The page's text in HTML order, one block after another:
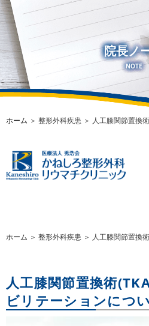
院長ノ
NOTE
ホーム ＞ 整形外科疾患 ＞ 人工膝関節置
ホーム ＞ 整形外科疾患 ＞ 人工膝関節置
人工膝関節置換術
ビリテーションにつ